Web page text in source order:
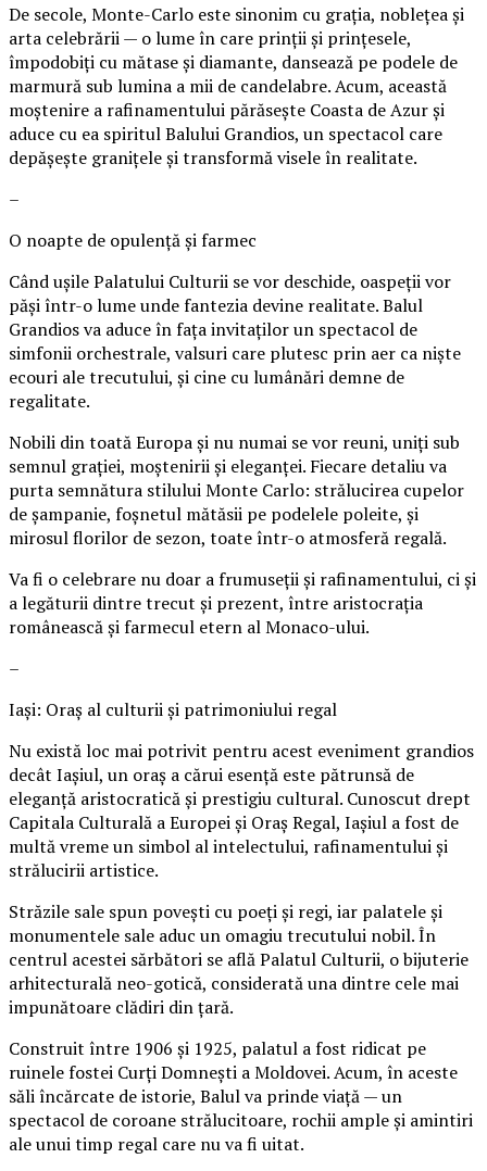
De secole, Monte-Carlo este sinonim cu grația, noblețea și
arta celebrării — o lume în care prinții și prințesele,
împodobiți cu mătase și diamante, dansează pe podele de
marmură sub lumina a mii de candelabre. Acum, această
moștenire a rafinamentului părăsește Coasta de Azur și
aduce cu ea spiritul Balului Grandios, un spectacol care
depășește granițele și transformă visele în realitate.
–
O noapte de opulență și farmec
Când ușile Palatului Culturii se vor deschide, oaspeții vor
păși într-o lume unde fantezia devine realitate. Balul
Grandios va aduce în fața invitaților un spectacol de
simfonii orchestrale, valsuri care plutesc prin aer ca niște
ecouri ale trecutului, și cine cu lumânări demne de
regalitate.
Nobili din toată Europa și nu numai se vor reuni, uniți sub
semnul grației, moștenirii și eleganței. Fiecare detaliu va
purta semnătura stilului Monte Carlo: strălucirea cupelor
de șampanie, foșnetul mătăsii pe podelele poleite, și
mirosul florilor de sezon, toate într-o atmosferă regală.
Va fi o celebrare nu doar a frumuseții și rafinamentului, ci și
a legăturii dintre trecut și prezent, între aristocrația
românească și farmecul etern al Monaco-ului.
–
Iași: Oraș al culturii și patrimoniului regal
Nu există loc mai potrivit pentru acest eveniment grandios
decât Iașiul, un oraș a cărui esență este pătrunsă de
eleganță aristocratică și prestigiu cultural. Cunoscut drept
Capitala Culturală a Europei și Oraș Regal, Iașiul a fost de
multă vreme un simbol al intelectului, rafinamentului și
strălucirii artistice.
Străzile sale spun povești cu poeți și regi, iar palatele și
monumentele sale aduc un omagiu trecutului nobil. În
centrul acestei sărbători se află Palatul Culturii, o bijuterie
arhitecturală neo-gotică, considerată una dintre cele mai
impunătoare clădiri din țară.
Construit între 1906 și 1925, palatul a fost ridicat pe
ruinele fostei Curți Domnești a Moldovei. Acum, în aceste
săli încărcate de istorie, Balul va prinde viață — un
spectacol de coroane strălucitoare, rochii ample și amintiri
ale unui timp regal care nu va fi uitat.